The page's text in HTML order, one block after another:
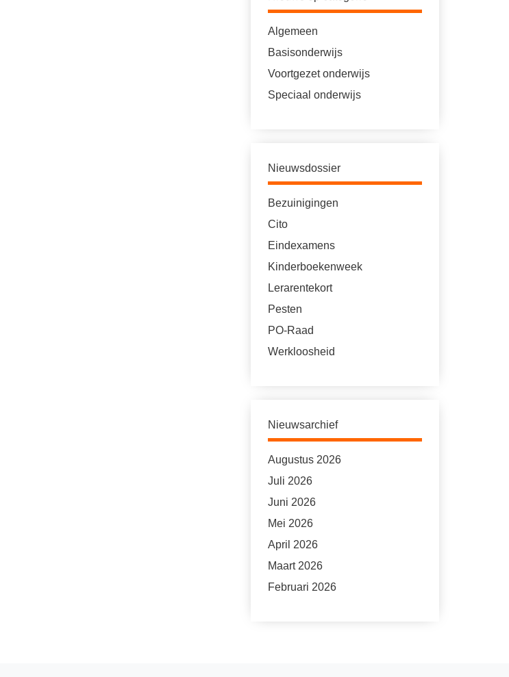
Algemeen
Basisonderwijs
Voortgezet onderwijs
Speciaal onderwijs
Nieuwsdossier
Bezuinigingen
Cito
Eindexamens
Kinderboekenweek
Lerarentekort
Pesten
PO-Raad
Werkloosheid
Nieuwsarchief
Augustus 2026
Juli 2026
Juni 2026
Mei 2026
April 2026
Maart 2026
Februari 2026